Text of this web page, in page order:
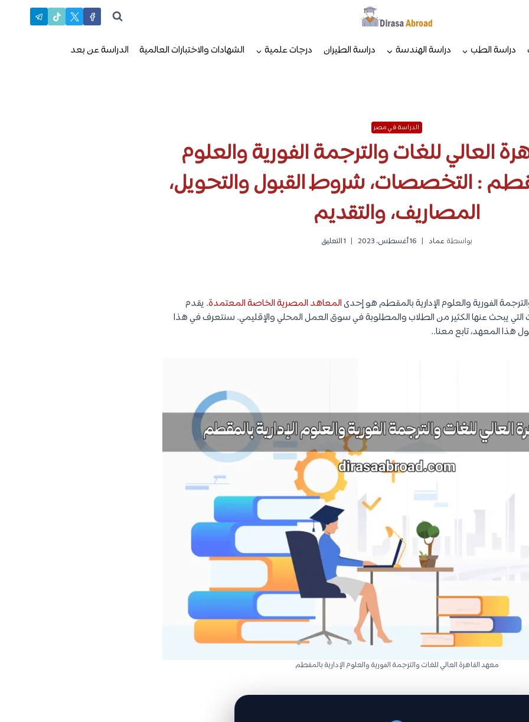
دراسة الطب دراسة الهندسة دراسة الطيران درجات علمية الشهادات والاختبارات العالمية الدراسة عن بعد
الدراسة في مصر
العالي للغات والترجمة الفورية والعلوم
: التخصصات، شروط القبول والتحويل،
المصاريف، والتقديم
بواسطة عماد 16 أغسطس، 2023 1 التعليق
الفورية والعلوم الإدارية بالمقطم هو إحدىالمعاهد المصرية الخاصة المعتمدة. يقدم
يبحث عنها الكثير من الطلاب والمطلوبة في سوق العمل المحلي والإقليمي. سنتعرف في هذا
هذا المعهد، تابع معنا..
معهد القاهرة العالي للغات والترجمة الفورية والعلوم الإدارية بالمقطم